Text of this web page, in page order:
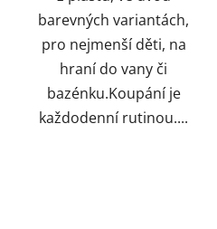
barevných variantách,
pro nejmenší děti, na
hraní do vany či
bazénku.Koupání je
každodenní rutinou....